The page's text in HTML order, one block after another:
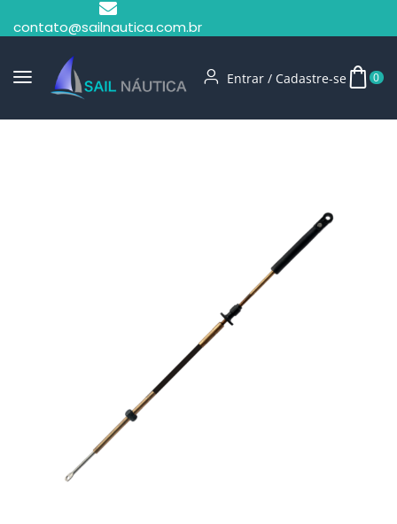
contato@sailnautica.com.br
Entrar / Cadastre-se 0